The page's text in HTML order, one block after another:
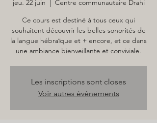
jeu. 22 juin
  |
Centre communautaire Drahi
Ce cours est destiné à tous ceux qui
souhaitent découvrir les belles sonorités de
la langue hébraïque et + encore, et ce dans
une ambiance bienveillante et conviviale.
Les inscriptions sont closes
Voir autres événements